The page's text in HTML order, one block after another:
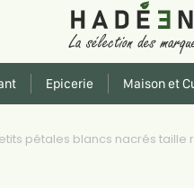
Epicerie Maison et
pétales blancs nacrés